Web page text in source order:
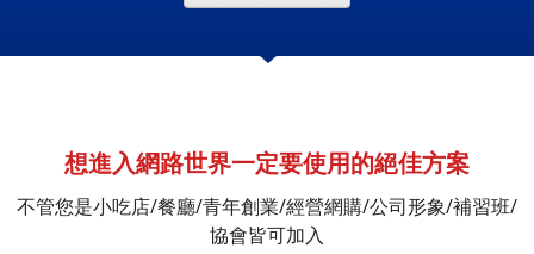
想進入網路世界一定要使用的絕佳方案
不管您是小吃店/餐廳/青年創業/經營網購/公司形象/補習班/
協會皆可加入